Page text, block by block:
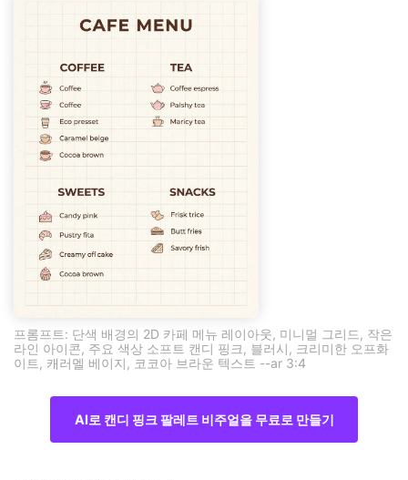
프롬프트: 단색 배경의 2D 카페 메뉴 레이아웃, 미니멀 그리드, 작은
라인 아이콘, 주요 색상 소프트 캔디 핑크, 블러시, 크리미한 오프화
이트, 캐러멜 베이지, 코코아 브라운 텍스트 --ar 3:4
AI로 캔디 핑크 팔레트 비주얼을 무료로 만들기